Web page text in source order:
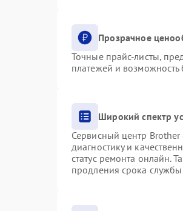
Прозрачное
Точные прайс-листы,
платежей и возможность
Широкий спектр
Сервисный центр Brother
диагностику и
статус ремонта онлайн.
продления срока службы